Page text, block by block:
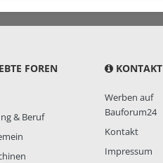
FOREN
& Beruf
KONTAKT
Werben auf
Bauforum24
Kontakt
Impressum